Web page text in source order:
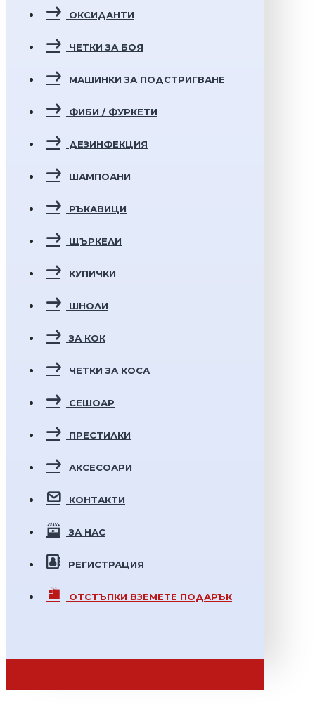
ОКСИДАНТИ
ЧЕТКИ ЗА БОЯ
МАШИНКИ ЗА ПОДСТРИГВАНЕ
ФИБИ / ФУРКЕТИ
ДЕЗИНФЕКЦИЯ
ШАМПОАНИ
РЪКАВИЦИ
ЩЪРКЕЛИ
КУПИЧКИ
ШНОЛИ
ЗА КОК
ЧЕТКИ ЗА КОСА
СЕШОАР
ПРЕСТИЛКИ
АКСЕСОАРИ
КОНТАКТИ
ЗА НАС
РЕГИСТРАЦИЯ
ОТСТЪПКИ ВЗЕМЕТЕ ПОДАРЪК